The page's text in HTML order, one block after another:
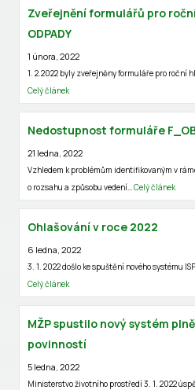
Zveřejnění formulářů pro
ODPADY
1 února, 2022
1. 2.2022 byly zveřejněny formuláře pro roční
Celý článek
Nedostupnost formuláře
21 ledna, 2022
Vzhledem k problémům identifikovaným v
o rozsahu a způsobu vedení…Celý článek
Ohlašování v roce 2022
6 ledna, 2022
3. 1. 2022 došlo ke spuštění nového systému
Celý článek
MŽP spustilo nový systém
povinností
5 ledna, 2022
Ministerstvo životního prostředí 3. 1. 2022